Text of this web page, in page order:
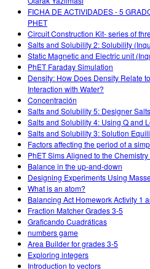
FICHA DE ACTIVIDADES - 5
PHET
Circuit Construction Kit- series of
Salts and Solubility 2: Solubility
Static Magnetic and Electric unit
PhET Faraday Simulation
Density: How Does Density Relate
Interaction with Water?
Concentración
Salts and Solubility 5: Designer
Salts and Solubility 4: Using Q and
Salts and Solubility 3: Solution
Factors affecting the period of a
PhET Sims Aligned to the
Balance in the up-and-down
Designing Experiments Using
What is an atom?
Balancing Act Homework Activity 1
Fraction Matcher Grades 3-5
Graficando Cuadráticas
numbers game
Area Builder for grades 3-5
Exploring integers
Introduction to vectors